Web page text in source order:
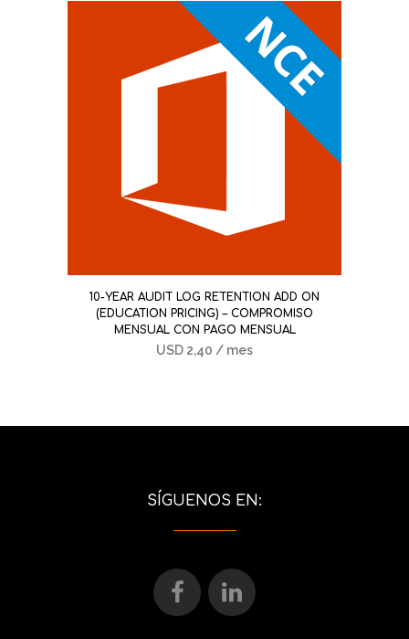
10-YEAR AUDIT LOG RETENTION ADD ON
(EDUCATION PRICING) – COMPROMISO
MENSUAL CON PAGO MENSUAL
USD 2,40 / mes
SÍGUENOS EN: